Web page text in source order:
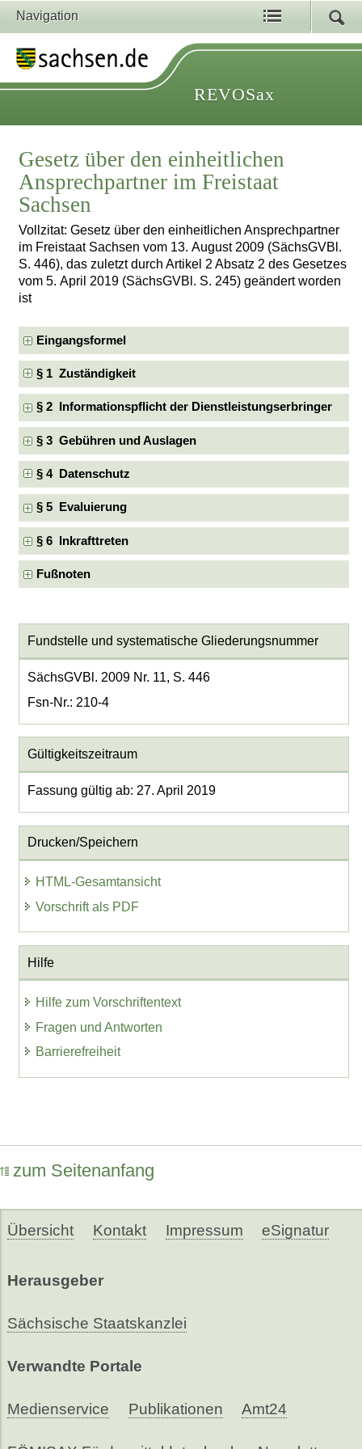
Navigation
REVOSax
Gesetz über den einheitlichen
Ansprechpartner im Freistaat
Sachsen
Vollzitat: Gesetz über den einheitlichen Ansprechpartner
im Freistaat Sachsen vom 13. August 2009 (SächsGVBl.
S. 446), das zuletzt durch Artikel 2 Absatz 2 des Gesetzes
vom 5. April 2019 (SächsGVBl. S. 245) geändert worden
ist
Eingangsformel
§ 1 Zuständigkeit
§ 2 Informationspflicht der Dienstleistungserbringer
§ 3 Gebühren und Auslagen
§ 4 Datenschutz
§ 5 Evaluierung
§ 6 Inkrafttreten
Fußnoten
Fundstelle und systematische Gliederungsnummer
SächsGVBl. 2009 Nr. 11, S. 446
Fsn-Nr.: 210-4
Gültigkeitszeitraum
Fassung gültig ab: 27. April 2019
Drucken/Speichern
HTML-Gesamtansicht
Vorschrift als PDF
Hilfe
Hilfe zum Vorschriftentext
Fragen und Antworten
Barrierefreiheit
zum Seitenanfang
Übersicht Kontakt Impressum eSignatur
Herausgeber
Sächsische Staatskanzlei
Verwandte Portale
Medienservice Publikationen Amt24